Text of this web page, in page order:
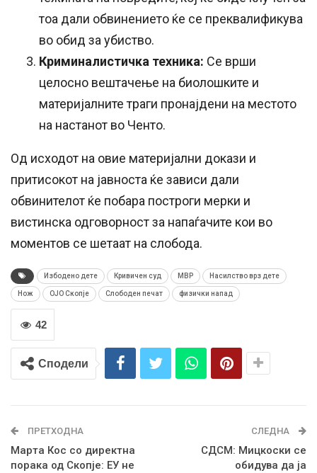
тоа дали обвинението ќе се преквалификува
во обид за убиство.
Криминалистичка техника: Се врши
целосно вештачење на биолошките и
материјалните траги пронајдени на местото
на настанот во Ченто.
Од исходот на овие материјални докази и
притисокот на јавноста ќе зависи дали
обвинителот ќе побара построги мерки и
вистинска одговорност за напаѓачите кои во
моментов се шетаат на слобода.
Избодено дете Кривичен суд МВР Насилство врз дете
Нож ОЈО Скопје Слободен печат физички напад
42
Сподели
ПРЕТХОДНА
Марта Кос со директна
порака од Скопје: ЕУ не
СЛЕДНА
СДСМ: Мицкоски се
обидува да ја